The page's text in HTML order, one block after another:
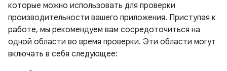
которые можно использовать для проверки
производительности вашего приложения. Приступая к
работе, мы рекомендуем вам сосредоточиться на
одной области во время проверки. Эти области могут
включать в себя следующее: